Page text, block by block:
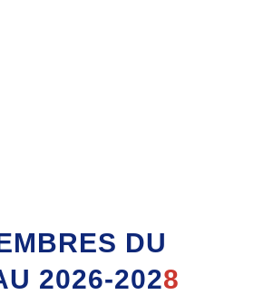
DU
2026-2028